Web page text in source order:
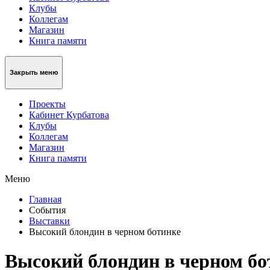
Клубы
Коллегам
Магазин
Книга памяти
Закрыть меню
Проекты
Кабинет Курбатова
Клубы
Коллегам
Магазин
Книга памяти
Меню
Главная
События
Выставки
Высокий блондин в черном ботинке
Высокий блондин в черном